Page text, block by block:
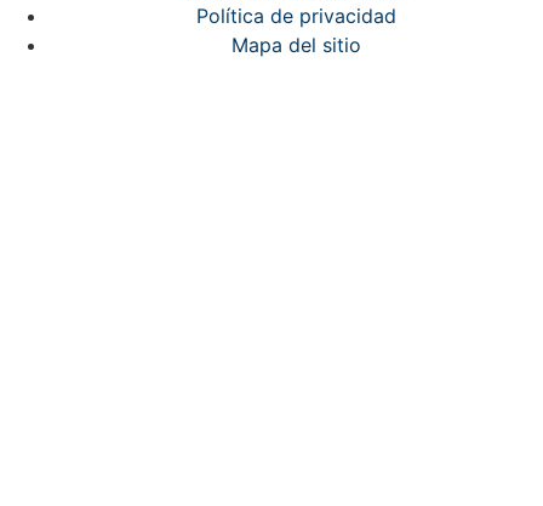
Política de privacidad
Mapa del sitio